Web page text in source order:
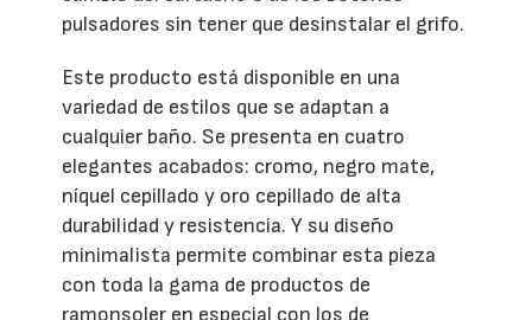
pulsadores sin tener que desinstalar el grifo.
Este producto está disponible en una
variedad de estilos que se adaptan a
cualquier baño. Se presenta en cuatro
elegantes acabados: cromo, negro mate,
níquel cepillado y oro cepillado de alta
durabilidad y resistencia. Y su diseño
minimalista permite combinar esta pieza
con toda la gama de productos de
ramonsoler en especial con los de